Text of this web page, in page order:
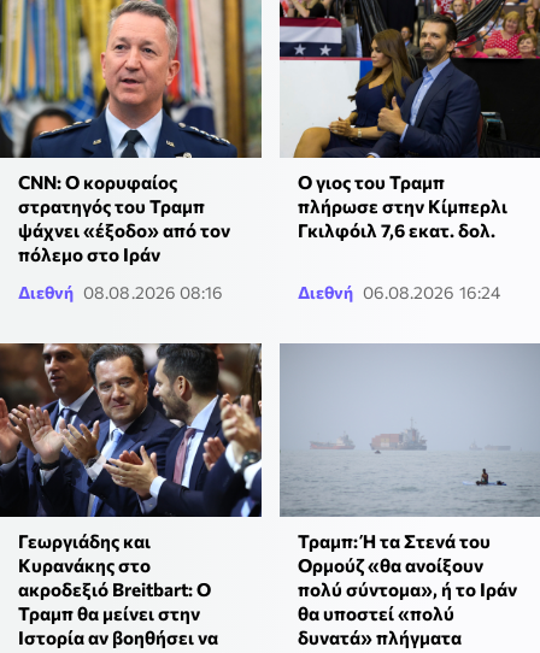
CNN: Ο κορυφαίος
στρατηγός του Τραμπ
ψάχνει «έξοδο» από τον
πόλεμο στο Ιράν
Διεθνή 08.08.2026 08:16
Ο γιος του Τραμπ
πλήρωσε στην Κίμπερλι
Γκιλφόιλ 7,6 εκατ. δολ.
Διεθνή 06.08.2026 16:24
Γεωργιάδης και
Κυρανάκης στο
ακροδεξιό Breitbart: Ο
Τραμπ θα μείνει στην
Ιστορία αν βοηθήσει να
Τραμπ: Ή τα Στενά του
Ορμούζ «θα ανοίξουν
πολύ σύντομα», ή το Ιράν
θα υποστεί «πολύ
δυνατά» πλήγματα